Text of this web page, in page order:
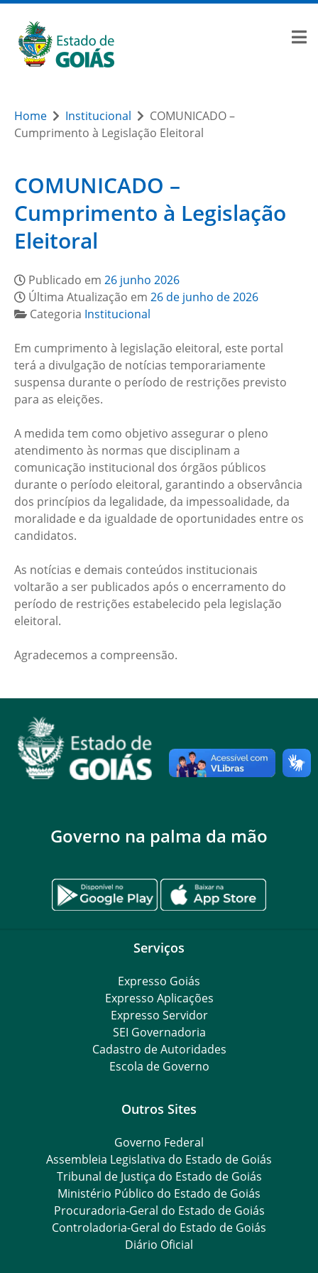
Home Institucional
COMUNICADO –
Cumprimento à Legislação Eleitoral
COMUNICADO –
Cumprimento à Legislação
Eleitoral
Publicado em 26 junho 2026
Última Atualização em 26 de junho de 2026
Categoria Institucional
Em cumprimento à legislação eleitoral, este portal
terá a divulgação de notícias temporariamente
suspensa durante o período de restrições previsto
para as eleições.
A medida tem como objetivo assegurar o pleno
atendimento às normas que disciplinam a
comunicação institucional dos órgãos públicos
durante o período eleitoral, garantindo a observância
dos princípios da legalidade, da impessoalidade, da
moralidade e da igualdade de oportunidades entre os
candidatos.
As notícias e demais conteúdos institucionais
voltarão a ser publicados após o encerramento do
período de restrições estabelecido pela legislação
eleitoral.
Agradecemos a compreensão.
Governo na palma da mão
Serviços
Expresso Goiás
Expresso Aplicações
Expresso Servidor
SEI Governadoria
Cadastro de Autoridades
Escola de Governo
Outros Sites
Governo Federal
Assembleia Legislativa do Estado de Goiás
Tribunal de Justiça do Estado de Goiás
Ministério Público do Estado de Goiás
Procuradoria-Geral do Estado de Goiás
Controladoria-Geral do Estado de Goiás
Diário Oficial